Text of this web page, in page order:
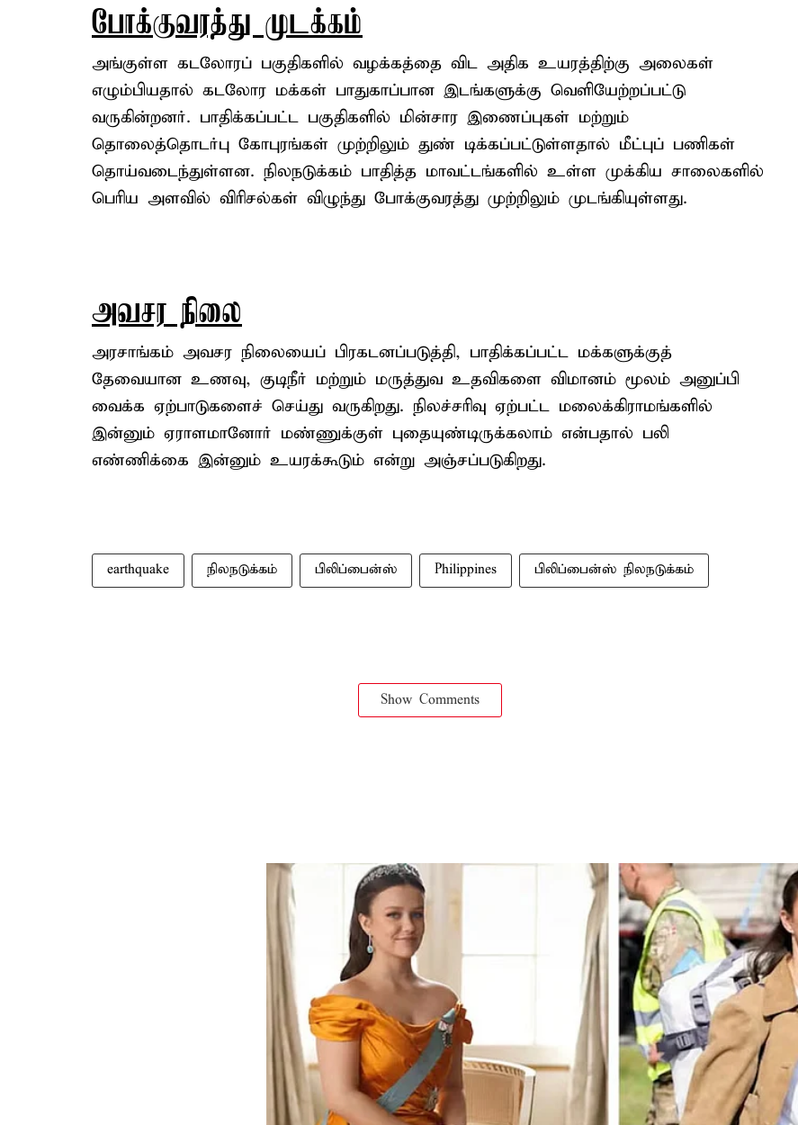
போக்குவரத்து முடக்கம்
அங்குள்ள கடலோரப் பகுதிகளில் வழக்கத்தை விட அதிக உயரத்திற்கு அலைகள்
எழும்பியதால் கடலோர மக்கள் பாதுகாப்பான இடங்களுக்கு வெளியேற்றப்பட்டு
வருகின்றனர். பாதிக்கப்பட்ட பகுதிகளில் மின்சார இணைப்புகள் மற்றும்
தொலைத்தொடர்பு கோபுரங்கள் முற்றிலும் துண் டிக்கப்பட்டுள்ளதால் மீட்புப் பணிகள்
தொய்வடைந்துள்ளன. நிலநடுக்கம் பாதித்த மாவட்டங்களில் உள்ள முக்கிய சாலைகளில்
பெரிய அளவில் விரிசல்கள் விழுந்து போக்குவரத்து முற்றிலும் முடங்கியுள்ளது.
அவசர நிலை
அரசாங்கம் அவசர நிலையைப் பிரகடனப்படுத்தி, பாதிக்கப்பட்ட மக்களுக்குத்
தேவையான உணவு, குடிநீர் மற்றும் மருத்துவ உதவிகளை விமானம் மூலம் அனுப்பி
வைக்க ஏற்பாடுகளைச் செய்து வருகிறது. நிலச்சரிவு ஏற்பட்ட மலைக்கிராமங்களில்
இன்னும் ஏராளமானோர் மண்ணுக்குள் புதையுண்டிருக்கலாம் என்பதால் பலி
எண்ணிக்கை இன்னும் உயரக்கூடும் என்று அஞ்சப்படுகிறது.
earthquake நிலநடுக்கம் பிலிப்பைன்ஸ் Philippines பிலிப்பைன்ஸ் நிலநடுக்கம்
Show Comments